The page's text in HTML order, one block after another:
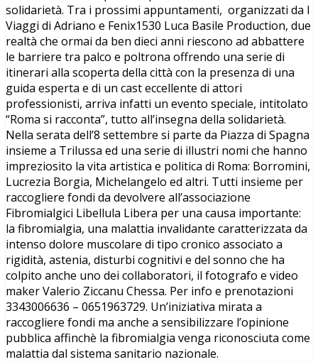
solidarietà. Tra i prossimi appuntamenti, organizzati da I
Viaggi di Adriano e Fenix1530 Luca Basile Production, due
realtà che ormai da ben dieci anni riescono ad abbattere
le barriere tra palco e poltrona offrendo una serie di
itinerari alla scoperta della città con la presenza di una
guida esperta e di un cast eccellente di attori
professionisti, arriva infatti un evento speciale, intitolato
“Roma si racconta”, tutto all’insegna della solidarietà.
Nella serata dell’8 settembre si parte da Piazza di Spagna
insieme a Trilussa ed una serie di illustri nomi che hanno
impreziosito la vita artistica e politica di Roma: Borromini,
Lucrezia Borgia, Michelangelo ed altri. Tutti insieme per
raccogliere fondi da devolvere all’associazione
Fibromialgici Libellula Libera per una causa importante:
la fibromialgia, una malattia invalidante caratterizzata da
intenso dolore muscolare di tipo cronico associato a
rigidità, astenia, disturbi cognitivi e del sonno che ha
colpito anche uno dei collaboratori, il fotografo e video
maker Valerio Ziccanu Chessa. Per info e prenotazioni
3343006636 – 0651963729. Un’iniziativa mirata a
raccogliere fondi ma anche a sensibilizzare l’opinione
pubblica affinchè la fibromialgia venga riconosciuta come
malattia dal sistema sanitario nazionale.